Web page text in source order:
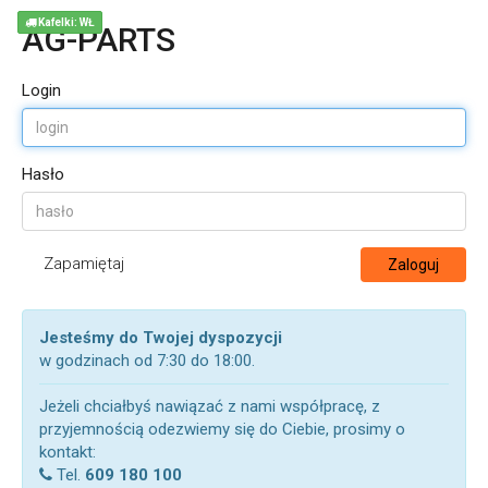
AG-PARTS
Login
Hasło
Zapamiętaj Zaloguj
Jesteśmy do Twojej dyspozycji
w godzinach od 7:30 do 18:00.
Jeżeli chciałbyś nawiązać z nami współpracę, z
przyjemnością odezwiemy się do Ciebie, prosimy o
kontakt:
Tel. 609 180 100
Kafelki: WŁ